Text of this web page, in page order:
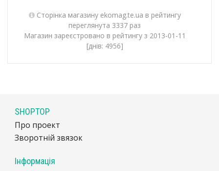
Сторінка магазину ekomag.te.ua в рейтингу
переглянута 3337 раз
Магазин зареєстровано в рейтингу з 2013-01-11
[днів: 4956]
SHOPTOP
Про проект
Зворотній звязок
Інформація